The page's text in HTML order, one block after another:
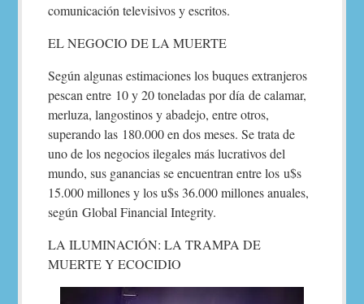
comunicación televisivos y escritos.
EL NEGOCIO DE LA MUERTE
Según algunas estimaciones los buques extranjeros
pescan entre 10 y 20 toneladas por día de calamar,
merluza, langostinos y abadejo, entre otros,
superando las 180.000 en dos meses. Se trata de
uno de los negocios ilegales más lucrativos del
mundo, sus ganancias se encuentran entre los u$s
15.000 millones y los u$s 36.000 millones anuales,
según Global Financial Integrity.
LA ILUMINACIÓN: LA TRAMPA DE
MUERTE Y ECOCIDIO